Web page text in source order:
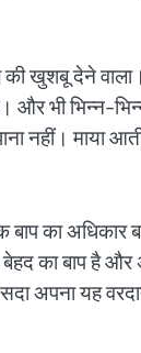
की खुशबू देने
और भी भिन्न-
नहीं। माया
का अधिकार
का बाप है और
अपना यह